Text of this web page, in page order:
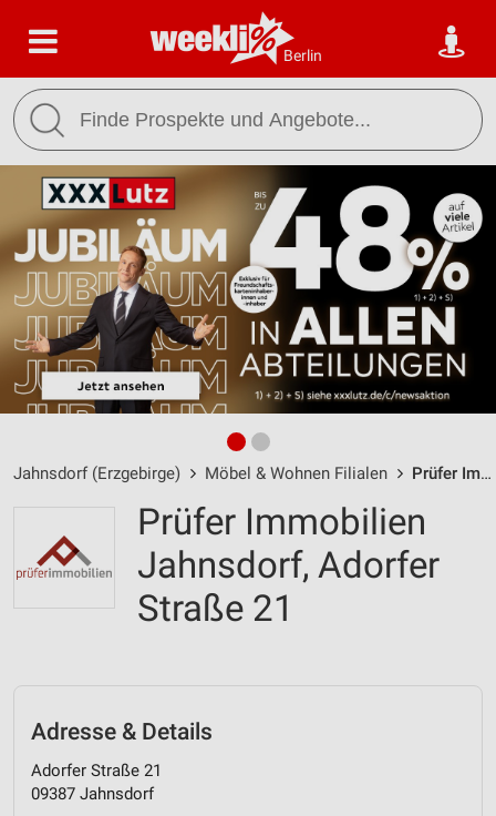
Berlin
Jahnsdorf (Erzgebirge) Möbel & Wohnen Filialen Prüfer Immobilien Jahnsdorf / Adorfer Straße 21 - Öffnungszeiten & Adresse
Prüfer Immobilien
Jahnsdorf, Adorfer
Straße 21
Adresse & Details
Adorfer Straße 21
09387 Jahnsdorf